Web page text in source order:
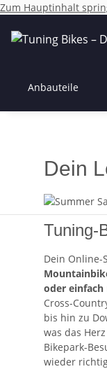
Zum Hauptinhalt
Anbauteile
Dein
Tuning-
Dein Online-
oder
Cross-
bis hin zu
was das
Bikepark-
wieder